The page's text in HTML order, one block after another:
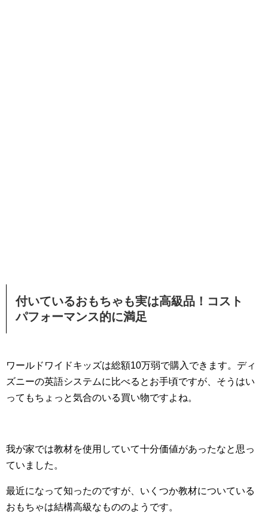
付いているおもちゃも実は高級品！コスト
パフォーマンス的に満足
ワールドワイドキッズは総額10万弱で購入できます。ディ
ズニーの英語システムに比べるとお手頃ですが、そうはい
ってもちょっと気合のいる買い物ですよね。
我が家では教材を使用していて十分価値があったなと思っ
ていました。
最近になって知ったのですが、いくつか教材についている
おもちゃは結構高級なもののようです。